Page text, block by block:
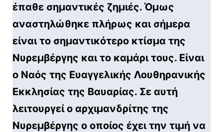
έπαθε σημαντικές ζημιές. Όμως
αναστηλώθηκε πλήρως και σήμερα
είναι το σημαντικότερο κτίσμα της
Νυρεμβέργης και το καμάρι τους. Είναι
ο Ναός της Ευαγγελικής Λουθηρανικής
Εκκλησίας της Βαυαρίας. Σε αυτή
λειτουργεί ο αρχιμανδρίτης της
Νυρεμβέργης ο οποίος έχει την τιμή να